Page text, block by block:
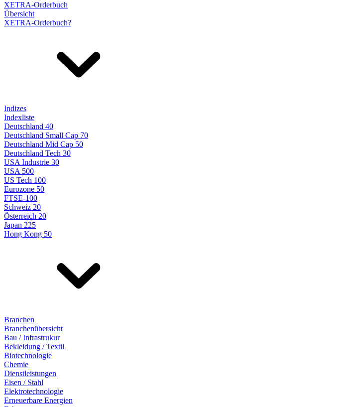
XETRA-Orderbuch
Übersicht
XETRA-Orderbuch?
Indizes
Indexliste
Deutschland 40
Deutschland Small Cap 70
Deutschland Mid Cap 50
Deutschland Tech 30
USA Industrie 30
USA 500
US Tech 100
Eurozone 50
FTSE-100
Schweiz 20
Österreich 20
Japan 225
Hong Kong 50
Branchen
Branchenübersicht
Bau / Infrastrukur
Bekleidung / Textil
Biotechnologie
Chemie
Dienstleistungen
Eisen / Stahl
Elektrotechnologie
Erneuerbare Energien